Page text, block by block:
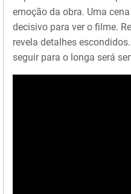
emoção da obra. Uma
decisivo para ver o filme.
revela detalhes
seguir para o longa será